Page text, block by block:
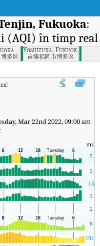
Fukuoka:
(AQI) în timp real
多区
Yoshizuka, Fukuoka
吉塚福岡市博多区
calității aerului (AQI) în timp
Mar 22nd 2022, 09:00 am
min
5
3
15
3
2
8
1015